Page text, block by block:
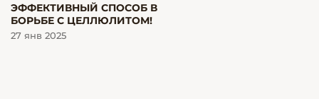
27 янв 2025
ЭФФЕКТИВНЫЙ СПОСОБ В
БОРЬБЕ С ЦЕЛЛЮЛИТОМ!